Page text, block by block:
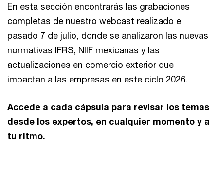
En esta sección encontrarás las grabaciones
completas de nuestro webcast realizado el
pasado 7 de julio, donde se analizaron las nuevas
normativas IFRS, NIIF mexicanas y las
actualizaciones en comercio exterior que
impactan a las empresas en este ciclo 2026.
Accede a cada cápsula para revisar los temas
desde los expertos, en cualquier momento y a
tu ritmo.